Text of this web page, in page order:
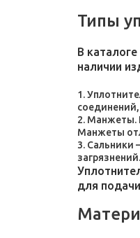
Типы
В
наличии
Манжеты.
Манжеты
Сальники
для